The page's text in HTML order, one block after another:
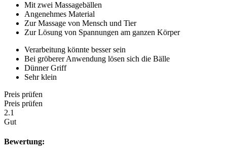
Mit zwei Massagebällen
Angenehmes Material
Zur Massage von Mensch und Tier
Zur Lösung von Spannungen am ganzen Körper
Verarbeitung könnte besser sein
Bei gröberer Anwendung lösen sich die Bälle
Dünner Griff
Sehr klein
Preis prüfen
Preis prüfen
2.1
Gut
Bewertung: